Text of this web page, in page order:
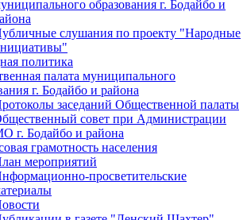
образования г. Бодайбо и
слушания по проекту "Народные
политика
палата муниципального
г. Бодайбо и района
заседаний Общественной палаты
совет при Администрации
г. Бодайбо и района
грамотность населения
мероприятий
просветительские